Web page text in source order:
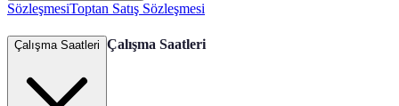
SözleşmesiToptan Satış Sözleşmesi
Çalışma Saatleri Çalışma Saatleri